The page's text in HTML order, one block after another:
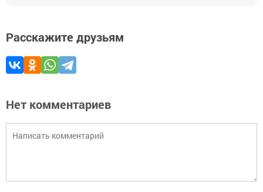
Расскажите друзьям
Нет комментариев